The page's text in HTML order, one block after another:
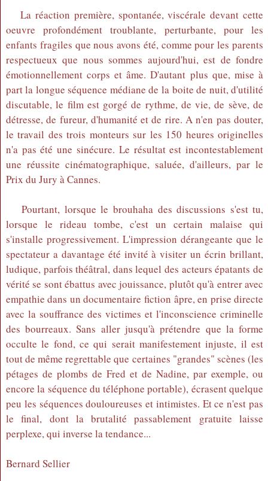
La réaction première, spontanée, viscérale devant cette
oeuvre profondément troublante, perturbante, pour les
enfants fragiles que nous avons été, comme pour les parents
respectueux que nous sommes aujourd'hui, est de fondre
émotionnellement corps et âme. D'autant plus que, mise à
part la longue séquence médiane de la boite de nuit, d'utilité
discutable, le film est gorgé de rythme, de vie, de sève, de
détresse, de fureur, d'humanité et de rire. A n'en pas douter,
le travail des trois monteurs sur les 150 heures originelles
n'a pas été une sinécure. Le résultat est incontestablement
une réussite cinématographique, saluée, d'ailleurs, par le
Prix du Jury à Cannes.
Pourtant, lorsque le brouhaha des discussions s'est tu,
lorsque le rideau tombe, c'est un certain malaise qui
s'installe progressivement. L'impression dérangeante que le
spectateur a davantage été invité à visiter un écrin brillant,
ludique, parfois théâtral, dans lequel des acteurs épatants de
vérité se sont ébattus avec jouissance, plutôt qu'à entrer avec
empathie dans un documentaire fiction âpre, en prise directe
avec la souffrance des victimes et l'inconscience criminelle
des bourreaux. Sans aller jusqu'à prétendre que la forme
occulte le fond, ce qui serait manifestement injuste, il est
tout de même regrettable que certaines "grandes" scènes (les
pétages de plombs de Fred et de Nadine, par exemple, ou
encore la séquence du téléphone portable), écrasent quelque
peu les séquences douloureuses et intimistes. Et ce n'est pas
le final, dont la brutalité passablement gratuite laisse
perplexe, qui inverse la tendance...
Bernard Sellier